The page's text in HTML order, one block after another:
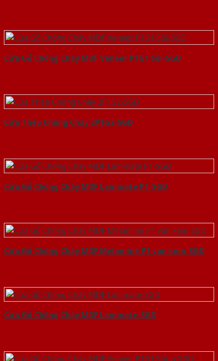
Cửa Gỗ Chống Cháy MDF Veneer P1G1 Sồi-SGD
Cửa Thép Chống Cháy 2P1G2-SGD
Cửa Gỗ Chống Cháy MDF Laminate P1-SGD
Cửa Gỗ Chống Cháy MDF Melamine P1 van kem-SGD
Cửa Gỗ Chống Cháy MDF Laminate-SGD